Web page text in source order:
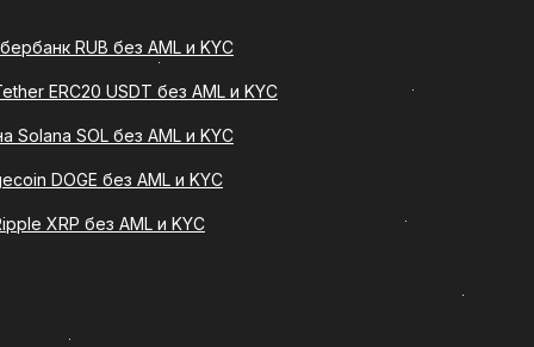
найдете подробное описание
количество
сумму в рублях на банковскую
процедуру оформления
как для опытных
RUB без AML и KYC
ERC20 USDT без AML и KYC
Solana SOL без AML и KYC
DOGE без AML и KYC
XRP без AML и KYC